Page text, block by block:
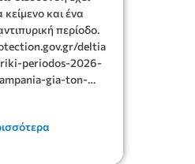
και ένα
περίοδο.
deltia
periodos-2026-
gia-ton-